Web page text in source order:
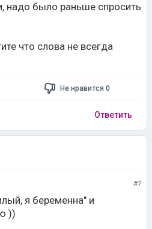
надо было раньше спросить
что слова не всегда
Не нравится 0
Ответить
#7
я беременна" и
))